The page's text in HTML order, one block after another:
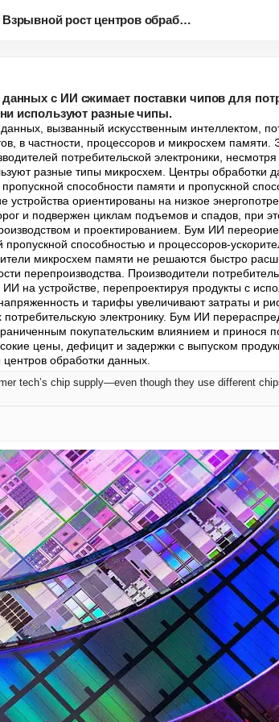
Взрывной рост центров обработк...
с ИИ сжимает поставки чипов для
используют разные чипы.
вызванный искусственным интеллектом,
в частности, процессоров и микросхем памяти.
потребительской электроники,
разные типы микросхем. Центры обработки
способности памяти и пропускной
устройства ориентированы на низкое
и подвержен циклам подъемов и спадов, при
и проектированием. Бум ИИ
способностью и процессоров-
микросхем памяти не решаются быстро
перепроизводства. Производители
на устройстве, перепроектируя продукты с
и тарифы увеличивают затраты и
электронику. Бум ИИ
покупательским влиянием и принося
цены, дефицит и задержки с выпуском
обработки данных.
tech’s chip supply—even though they use different